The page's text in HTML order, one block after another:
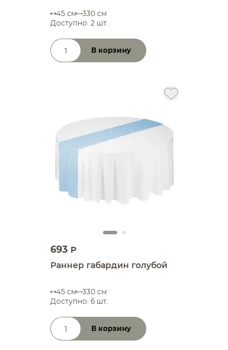
45 см
330 см
Доступно: 2 шт.
Количество товара
В корзину
693 P
Раннер габардин голубой
45 см
330 см
Доступно: 6 шт.
Количество товара
В корзину